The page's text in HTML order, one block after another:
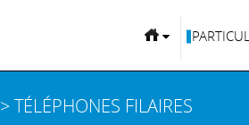
> TÉLÉPHONES FILAIRES